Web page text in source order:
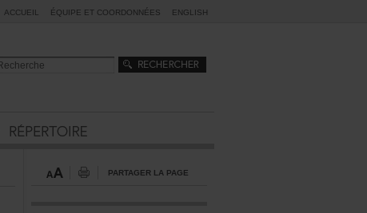
ACCUEIL ÉQUIPEETCOORDONNÉES ENGLISH
PARTAGERLAPAGE